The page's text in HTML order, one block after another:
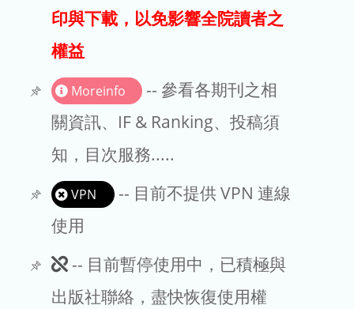
文章處理費
EndNote
印與下載，以免影響全院讀者之
權益
Moreinfo
-- 參看各期刊之相
關資訊、IF & Ranking、投稿須
知，目次服務.....
VPN
-- 目前不提供 VPN 連線
使用
此
期
-- 目前暫停使用中，已積極與
出版社聯絡，盡快恢復使用權